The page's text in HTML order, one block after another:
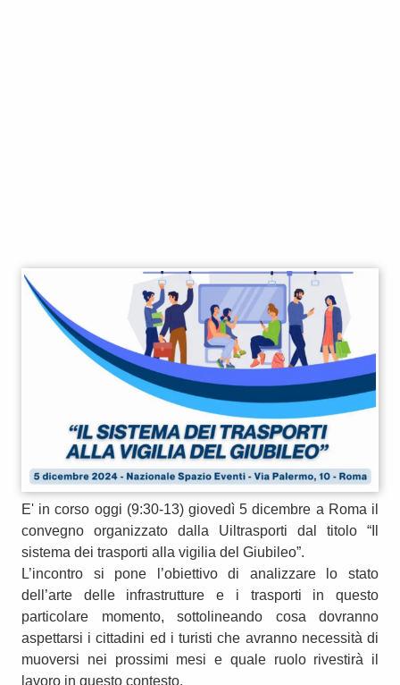
E' in corso oggi (9:30-13) giovedì 5 dicembre a Roma il
convegno organizzato dalla Uiltrasporti dal titolo “Il
sistema dei trasporti alla vigilia del Giubileo”.
L’incontro si pone l’obiettivo di analizzare lo stato
dell’arte delle infrastrutture e i trasporti in questo
particolare momento, sottolineando cosa dovranno
aspettarsi i cittadini ed i turisti che avranno necessità di
muoversi nei prossimi mesi e quale ruolo rivestirà il
lavoro in questo contesto.